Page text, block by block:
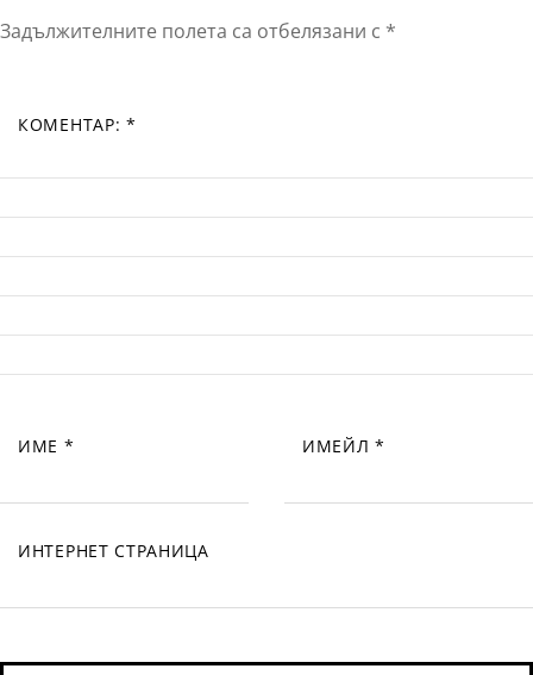
Задължителните полета са отбелязани с *
КОМЕНТАР: *
ИМЕ * ИМЕЙЛ*
ИНТЕРНЕТ СТРАНИЦА